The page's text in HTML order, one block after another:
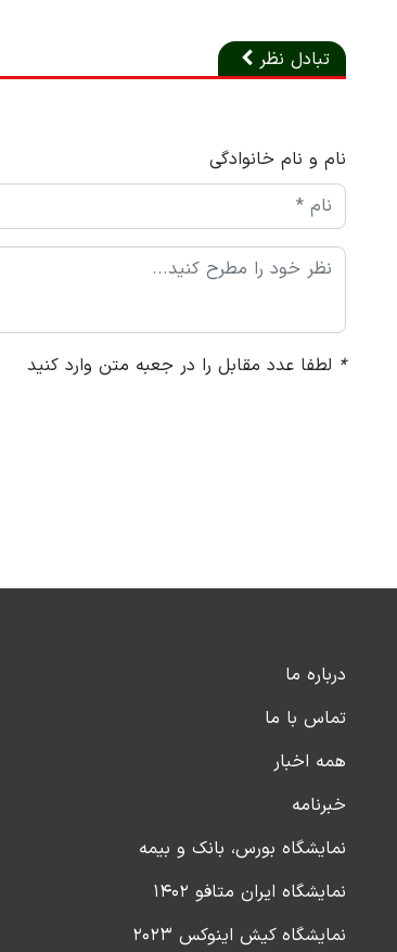
تبادل نظر
نام و نام خانوادگی
* لطفا عدد مقابل را در جعبه متن وارد کنید
درباره ما
تماس با ما
همه اخبار
خبرنامه
نمایشگاه بورس، بانک و بیمه
نمایشگاه ایران متافو ۱۴۰۲
نمایشگاه کیش اینوکس ۲۰۲۳